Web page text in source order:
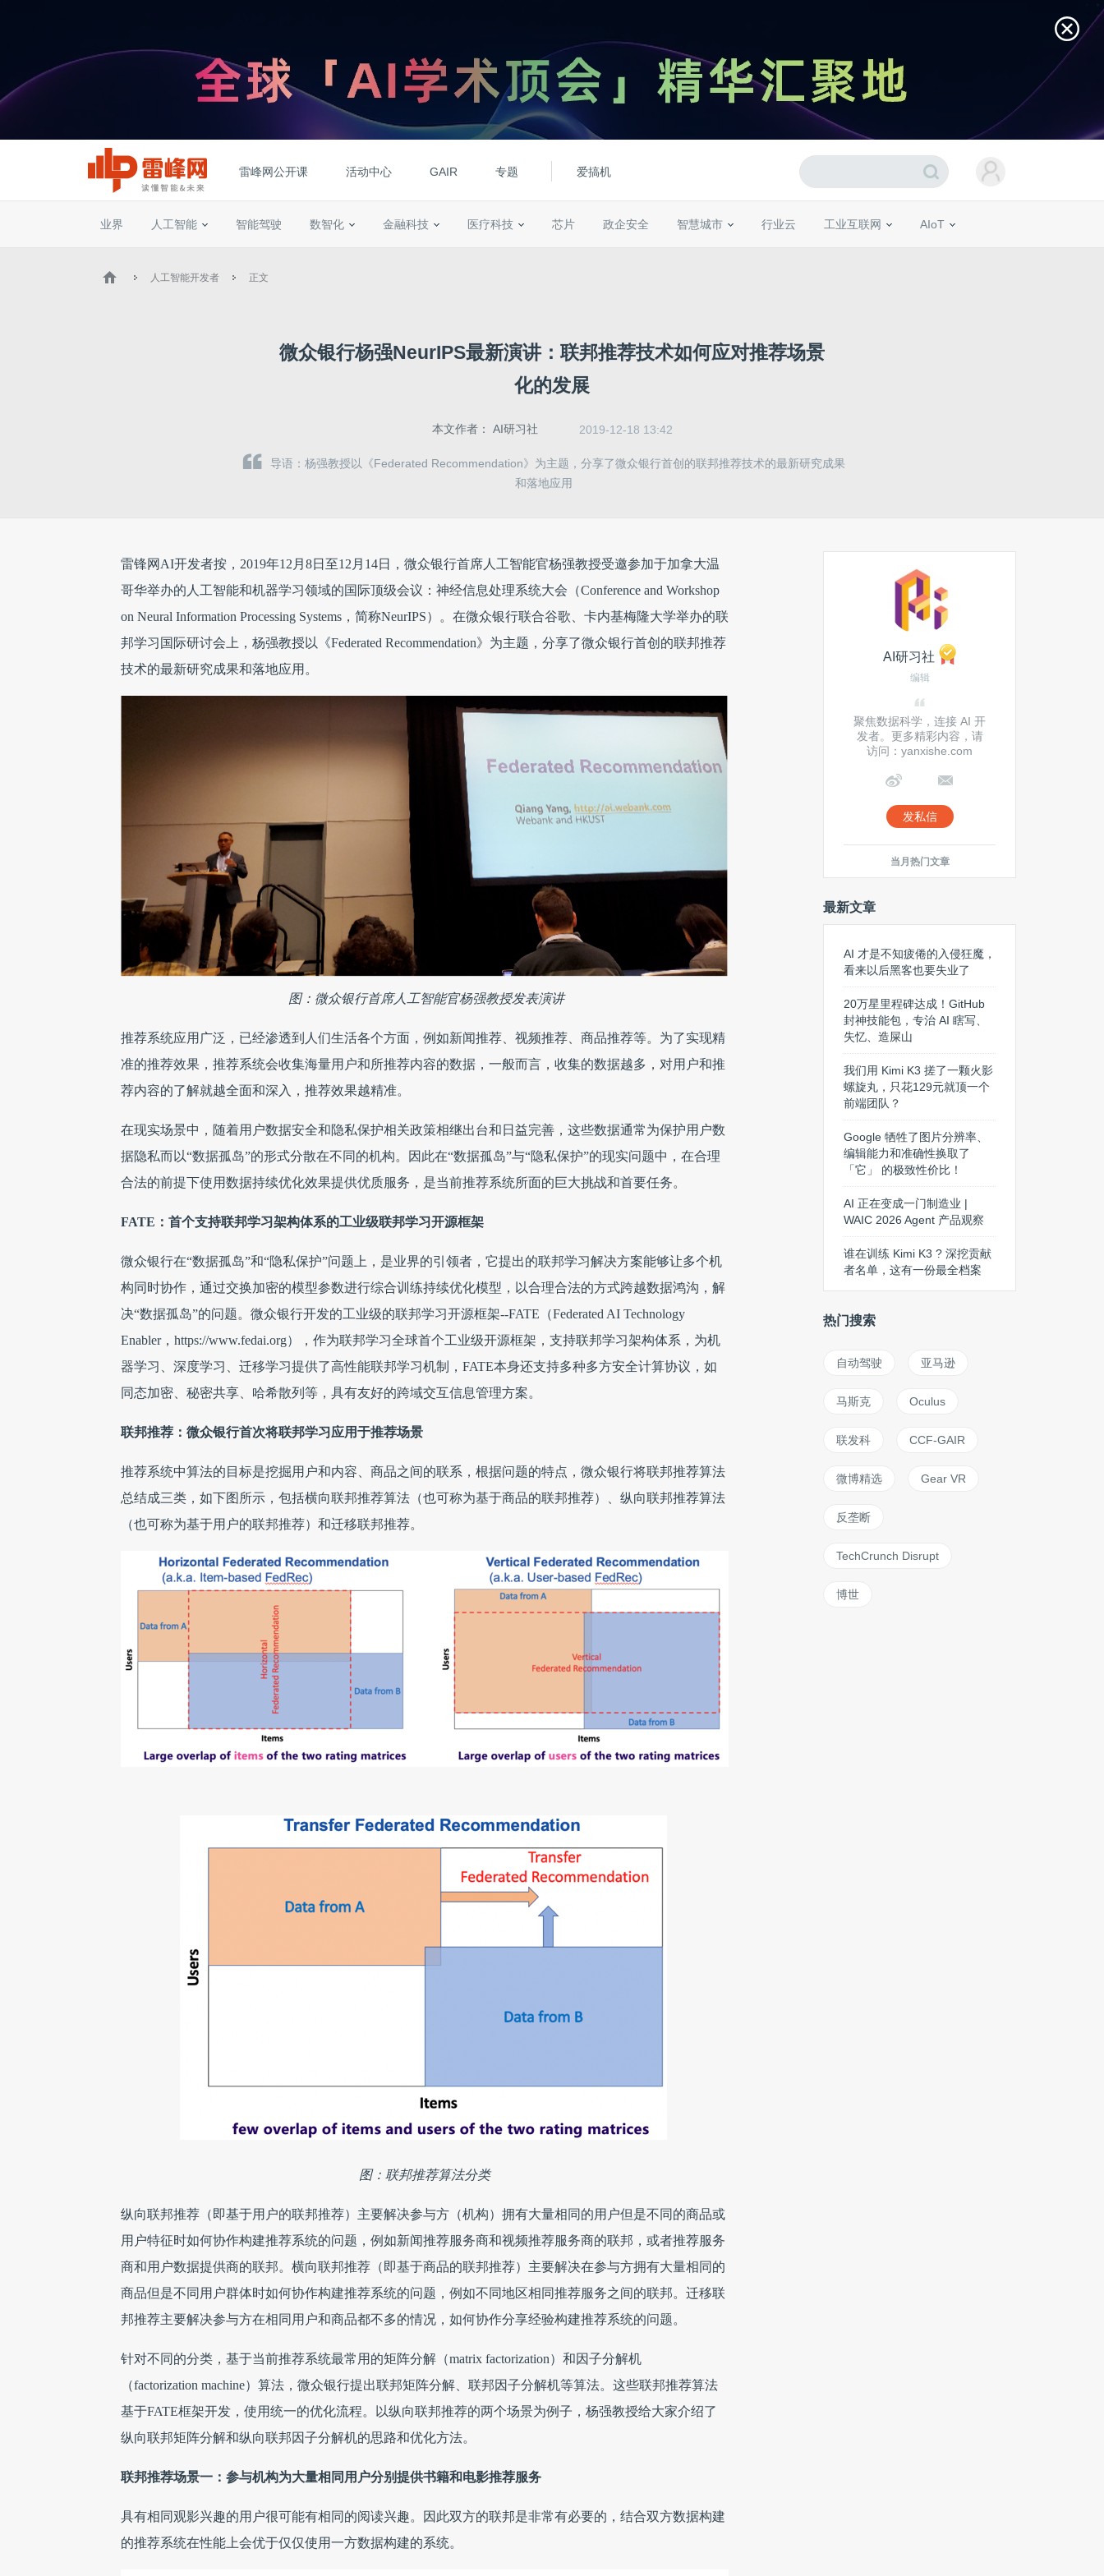
雷峰网公开课 活动中心 GAIR 专题 爱搞机
业界 人工智能 智能驾驶 数智化 金融科技 医疗科技 芯片 政企安全 智慧城市 行业云 工业互联网 AIoT
人工智能开发者 正文
微众银行杨强NeurIPS最新演讲：联邦推荐技术如何应对推荐场景
化的发展
本文作者： AI研习社 2019-12-18 13:42
导语：杨强教授以《Federated Recommendation》为主题，分享了微众银行首创的联邦推荐技术的最新研究成果
和落地应用
雷锋网AI开发者按，2019年12月8日至12月14日，微众银行首席人工智能官杨强教授受邀参加于加拿大温
哥华举办的人工智能和机器学习领域的国际顶级会议：神经信息处理系统大会（Conference and Workshop
on Neural Information Processing Systems，简称NeurIPS）。在微众银行联合谷歌、卡内基梅隆大学举办的联
邦学习国际研讨会上，杨强教授以《Federated Recommendation》为主题，分享了微众银行首创的联邦推荐
技术的最新研究成果和落地应用。
图：微众银行首席人工智能官杨强教授发表演讲
推荐系统应用广泛，已经渗透到人们生活各个方面，例如新闻推荐、视频推荐、商品推荐等。为了实现精
准的推荐效果，推荐系统会收集海量用户和所推荐内容的数据，一般而言，收集的数据越多，对用户和推
荐内容的了解就越全面和深入，推荐效果越精准。
在现实场景中，随着用户数据安全和隐私保护相关政策相继出台和日益完善，这些数据通常为保护用户数
据隐私而以“数据孤岛”的形式分散在不同的机构。因此在“数据孤岛”与“隐私保护”的现实问题中，在合理
合法的前提下使用数据持续优化效果提供优质服务，是当前推荐系统所面的巨大挑战和首要任务。
FATE：首个支持联邦学习架构体系的工业级联邦学习开源框架
微众银行在“数据孤岛”和“隐私保护”问题上，是业界的引领者，它提出的联邦学习解决方案能够让多个机
构同时协作，通过交换加密的模型参数进行综合训练持续优化模型，以合理合法的方式跨越数据鸿沟，解
决“数据孤岛”的问题。微众银行开发的工业级的联邦学习开源框架--FATE（Federated AI Technology
Enabler，https://www.fedai.org），作为联邦学习全球首个工业级开源框架，支持联邦学习架构体系，为机
器学习、深度学习、迁移学习提供了高性能联邦学习机制，FATE本身还支持多种多方安全计算协议，如
同态加密、秘密共享、哈希散列等，具有友好的跨域交互信息管理方案。
联邦推荐：微众银行首次将联邦学习应用于推荐场景
推荐系统中算法的目标是挖掘用户和内容、商品之间的联系，根据问题的特点，微众银行将联邦推荐算法
总结成三类，如下图所示，包括横向联邦推荐算法（也可称为基于商品的联邦推荐）、纵向联邦推荐算法
（也可称为基于用户的联邦推荐）和迁移联邦推荐。
图：联邦推荐算法分类
纵向联邦推荐（即基于用户的联邦推荐）主要解决参与方（机构）拥有大量相同的用户但是不同的商品或
用户特征时如何协作构建推荐系统的问题，例如新闻推荐服务商和视频推荐服务商的联邦，或者推荐服务
商和用户数据提供商的联邦。横向联邦推荐（即基于商品的联邦推荐）主要解决在参与方拥有大量相同的
商品但是不同用户群体时如何协作构建推荐系统的问题，例如不同地区相同推荐服务之间的联邦。迁移联
邦推荐主要解决参与方在相同用户和商品都不多的情况，如何协作分享经验构建推荐系统的问题。
针对不同的分类，基于当前推荐系统最常用的矩阵分解（matrix factorization）和因子分解机
（factorization machine）算法，微众银行提出联邦矩阵分解、联邦因子分解机等算法。这些联邦推荐算法
基于FATE框架开发，使用统一的优化流程。以纵向联邦推荐的两个场景为例子，杨强教授给大家介绍了
纵向联邦矩阵分解和纵向联邦因子分解机的思路和优化方法。
联邦推荐场景一：参与机构为大量相同用户分别提供书籍和电影推荐服务
具有相同观影兴趣的用户很可能有相同的阅读兴趣。因此双方的联邦是非常有必要的，结合双方数据构建
的推荐系统在性能上会优于仅仅使用一方数据构建的系统。
AI研习社
编辑
聚焦数据科学，连接 AI 开
发者。更多精彩内容，请
访问：yanxishe.com
发私信
当月热门文章
最新文章
AI 才是不知疲倦的入侵狂魔，
看来以后黑客也要失业了
20万星里程碑达成！GitHub
封神技能包，专治 AI 瞎写、
失忆、造屎山
我们用 Kimi K3 搓了一颗火影
螺旋丸，只花129元就顶一个
前端团队？
Google 牺牲了图片分辨率、
编辑能力和准确性换取了
「它」 的极致性价比！
AI 正在变成一门制造业 |
WAIC 2026 Agent 产品观察
谁在训练 Kimi K3 ? 深挖贡献
者名单，这有一份最全档案
热门搜索
自动驾驶 亚马逊
马斯克 Oculus
联发科 CCF-GAIR
微博精选 Gear VR
反垄断
TechCrunch Disrupt
博世